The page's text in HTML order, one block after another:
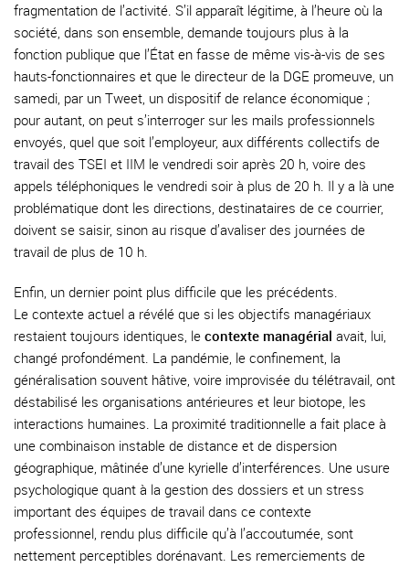
fragmentation de l’activité. S’il apparaît légitime, à l’heure où la
société, dans son ensemble, demande toujours plus à la
fonction publique que l’État en fasse de même vis-à-vis de ses
hauts-fonctionnaires et que le directeur de la DGE promeuve, un
samedi, par un Tweet, un dispositif de relance économique ;
pour autant, on peut s’interroger sur les mails professionnels
envoyés, quel que soit l’employeur, aux différents collectifs de
travail des TSEI et IIM le vendredi soir après 20 h, voire des
appels téléphoniques le vendredi soir à plus de 20 h. Il y a là une
problématique dont les directions, destinataires de ce courrier,
doivent se saisir, sinon au risque d’avaliser des journées de
travail de plus de 10 h.
Enfin, un dernier point plus difficile que les précédents.
Le contexte actuel a révélé que si les objectifs managériaux
restaient toujours identiques, le contexte managérial avait, lui,
changé profondément. La pandémie, le confinement, la
généralisation souvent hâtive, voire improvisée du télétravail, ont
déstabilisé les organisations antérieures et leur biotope, les
interactions humaines. La proximité traditionnelle a fait place à
une combinaison instable de distance et de dispersion
géographique, mâtinée d’une kyrielle d’interférences. Une usure
psychologique quant à la gestion des dossiers et un stress
important des équipes de travail dans ce contexte
professionnel, rendu plus difficile qu’à l’accoutumée, sont
nettement perceptibles dorénavant. Les remerciements de